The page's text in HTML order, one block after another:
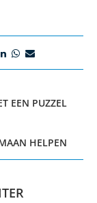
EEN PUZZEL
HELPEN